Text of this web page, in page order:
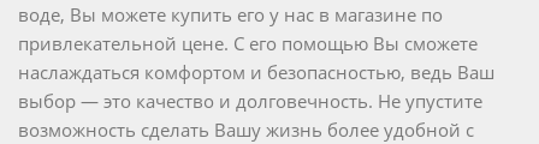
воде, Вы можете купить его у нас в магазине по
привлекательной цене. С его помощью Вы сможете
наслаждаться комфортом и безопасностью, ведь Ваш
выбор — это качество и долговечность. Не упустите
возможность сделать Вашу жизнь более удобной с